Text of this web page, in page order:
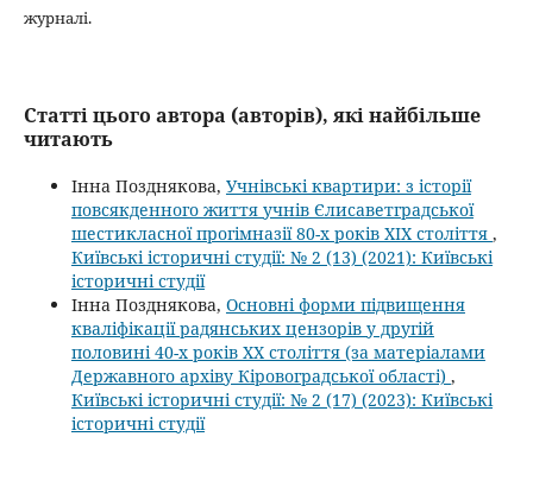
журналі.
Статті цього автора (авторів), які найбільше
читають
Інна Позднякова, Учнівські квартири: з історії
повсякденного життя учнів Єлисаветградської
шестикласної прогімназії 80-х років XIX століття ,
Київські історичні студії: № 2 (13) (2021): Київські
історичні студії
Інна Позднякова, Основні форми підвищення
кваліфікації радянських цензорів у другій
половині 40-х років ХХ століття (за матеріалами
Державного архіву Кіровоградської області) ,
Київські історичні студії: № 2 (17) (2023): Київські
історичні студії